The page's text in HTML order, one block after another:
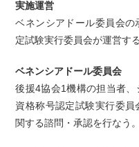
実施運営
ベネンシアドール委員会
定試験実行委員会が運営する
ベネンシアドール委員会
後援4協会1機構の担当者
資格称号認定試験実行委
関する諮問・承認を行なう。